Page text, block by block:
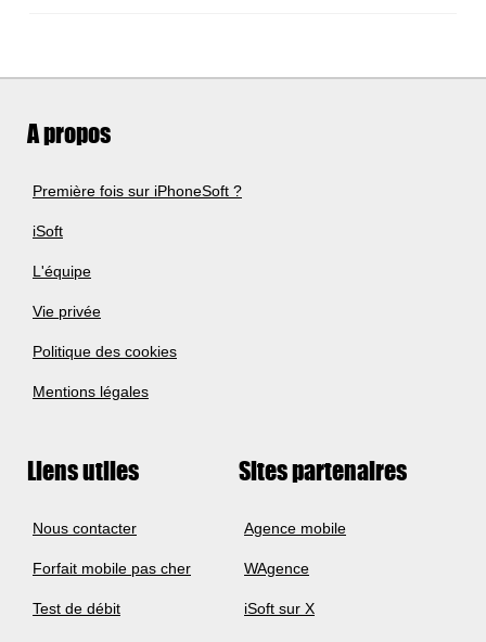
A propos
Première fois sur iPhoneSoft ?
iSoft
L'équipe
Vie privée
Politique des cookies
Mentions légales
Liens utiles
Nous contacter
Forfait mobile pas cher
Test de débit
Sites partenaires
Agence mobile
WAgence
iSoft sur X